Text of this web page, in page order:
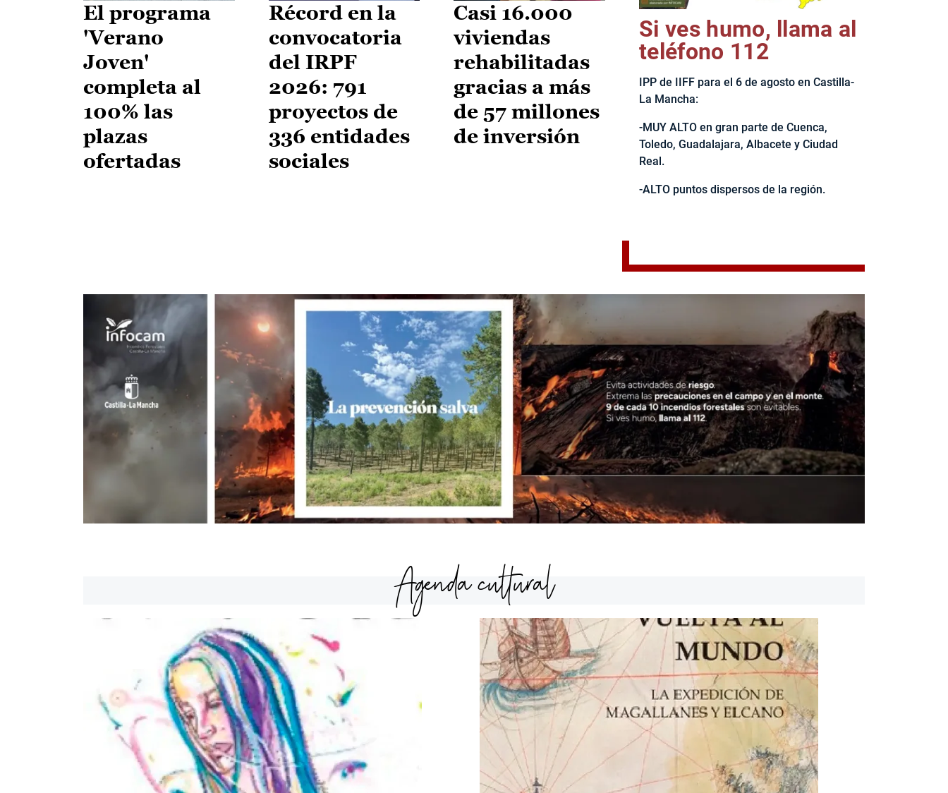
El programa
'Verano
Joven'
completa al
100% las
plazas
ofertadas
Récord en la
convocatoria
del IRPF
2026: 791
proyectos de
336 entidades
sociales
Casi 16.000
viviendas
rehabilitadas
gracias a más
de 57 millones
de inversión
Si ves humo, llama al
teléfono 112
IPP de IIFF para el 6 de agosto en Castilla-
La Mancha:
-MUY ALTO en gran parte de Cuenca,
Toledo, Guadalajara, Albacete y Ciudad
Real.
-ALTO puntos dispersos de la región.
Agenda cultural